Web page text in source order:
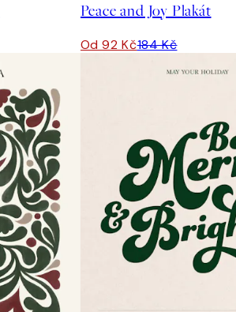
Peace and Joy Plakát
Od 92 Kč184 Kč